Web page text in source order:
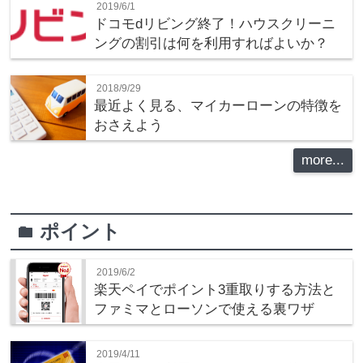
2019/6/1
ドコモdリビング終了！ハウスクリーニ
ングの割引は何を利用すればよいか？
2018/9/29
最近よく見る、マイカーローンの特徴を
おさえよう
more...
folderポイント
2019/6/2
楽天ペイでポイント3重取りする方法と
ファミマとローソンで使える裏ワザ
2019/4/11